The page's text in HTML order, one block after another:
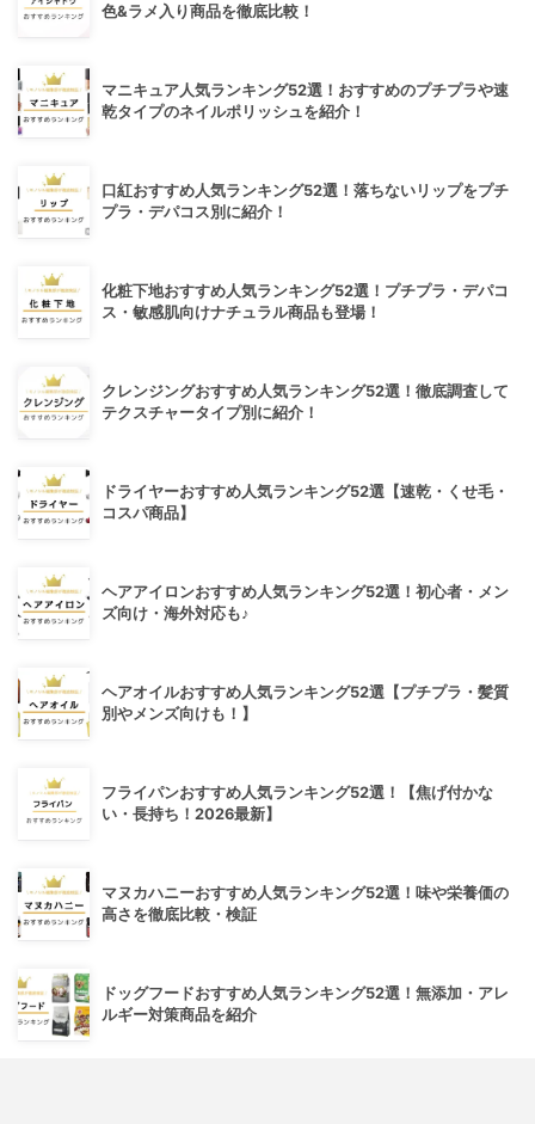
色&ラメ入り商品を徹底比較！
マニキュア人気ランキング52選！おすすめのプチプラや速
乾タイプのネイルポリッシュを紹介！
口紅おすすめ人気ランキング52選！落ちないリップをプチ
プラ・デパコス別に紹介！
化粧下地おすすめ人気ランキング52選！プチプラ・デパコ
ス・敏感肌向けナチュラル商品も登場！
クレンジングおすすめ人気ランキング52選！徹底調査して
テクスチャータイプ別に紹介！
ドライヤーおすすめ人気ランキング52選【速乾・くせ毛・
コスパ商品】
ヘアアイロンおすすめ人気ランキング52選！初心者・メン
ズ向け・海外対応も♪
ヘアオイルおすすめ人気ランキング52選【プチプラ・髪質
別やメンズ向けも！】
フライパンおすすめ人気ランキング52選！【焦げ付かな
い・長持ち！2026最新】
マヌカハニーおすすめ人気ランキング52選！味や栄養価の
高さを徹底比較・検証
ドッグフードおすすめ人気ランキング52選！無添加・アレ
ルギー対策商品を紹介